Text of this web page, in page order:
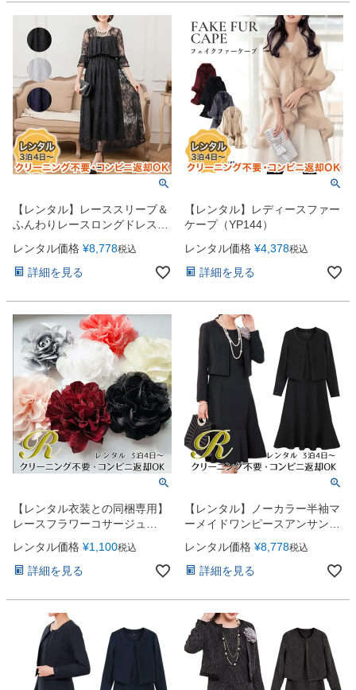
【レンタル】レーススリーブ＆
ふんわりレースロングドレス
レンタル価格 ¥8,778税込
詳細を見る
【レンタル】レディースファー
ケープ（YP144）
レンタル価格 ¥4,378税込
詳細を見る
【レンタル衣装との同梱専用】
レースフラワーコサージュ
レンタル価格 ¥1,100税込
詳細を見る
【レンタル】ノーカラー半袖マ
ーメイドワンピースアンサンブ
ルスーツ（YP150）ブラック
レンタル価格 ¥8,778税込
詳細を見る